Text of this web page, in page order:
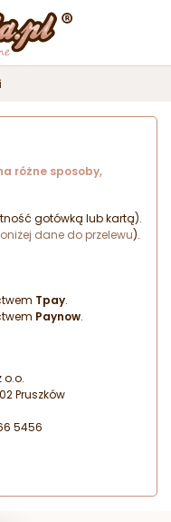
różne sposoby,
gotówką lub kartą).
dane do przelewu).
Tpay.
Paynow.
o.o.
Pruszków
5456